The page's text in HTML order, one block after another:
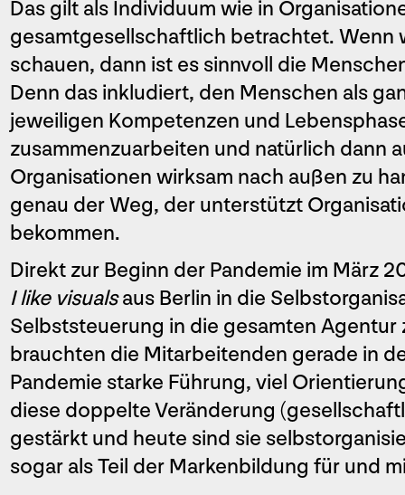
Das gilt als Individuum wie in
gesamtgesellschaftlich betrachtet. Wenn
schauen, dann ist es sinnvoll die
Denn das inkludiert, den Menschen als
jeweiligen Kompetenzen und
zusammenzuarbeiten und natürlich dann
Organisationen wirksam nach außen zu
genau der Weg, der unterstützt
bekommen.
Direkt zur Beginn der Pandemie im März
I like visualsaus Berlin in die
Selbststeuerung in die gesamten Agentur
brauchten die Mitarbeitenden gerade in
Pandemie starke Führung, viel
diese doppelte Veränderung
gestärkt und heute sind sie
sogar als Teil der Markenbildung für und